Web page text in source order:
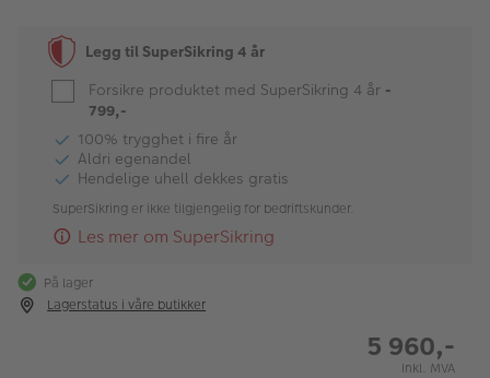
Inspirasjon
Butikkoversikt
Legg til SuperSikring 4 år
Forsikre produktet med SuperSikring 4 år -
799,-
100% trygghet i fire år
Aldri egenandel
Hendelige uhell dekkes gratis
SuperSikring er ikke tilgjengelig for bedriftskunder.
Les mer om SuperSikring
På lager
Lagerstatus i våre butikker
5 960,-
Inkl. MVA